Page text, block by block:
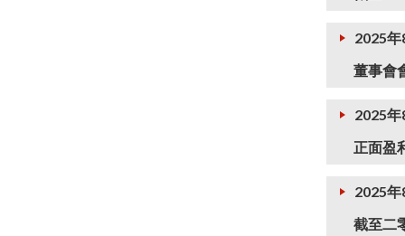
2025
董事會
2025
正面盈
2025
截至二